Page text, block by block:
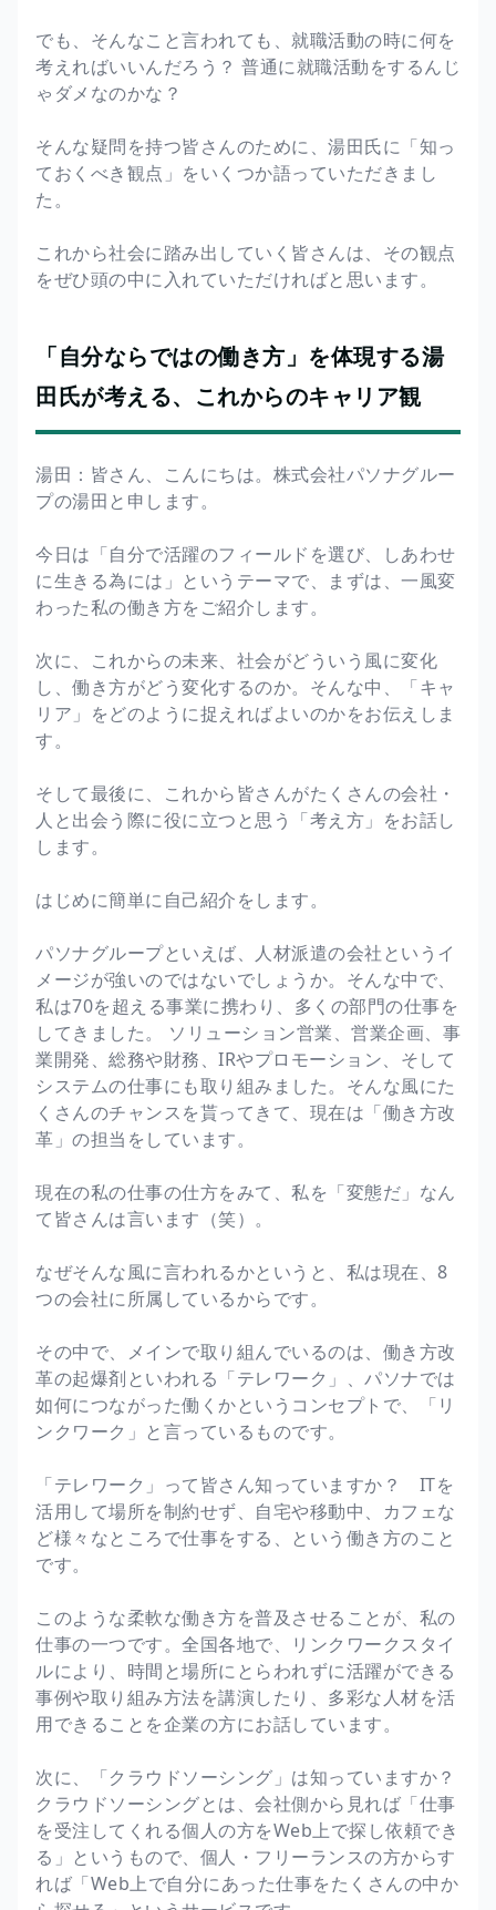
でも、そんなこと言われても、就職活動の時に何を
考えればいいんだろう？ 普通に就職活動をするんじ
ゃダメなのかな？
そんな疑問を持つ皆さんのために、湯田氏に「知っ
ておくべき観点」をいくつか語っていただきまし
た。
これから社会に踏み出していく皆さんは、その観点
をぜひ頭の中に入れていただければと思います。
「自分ならではの働き方」を体現する湯
田氏が考える、これからのキャリア観
湯田：皆さん、こんにちは。株式会社パソナグルー
プの湯田と申します。
今日は「自分で活躍のフィールドを選び、しあわせ
に生きる為には」というテーマで、まずは、一風変
わった私の働き方をご紹介します。
次に、これからの未来、社会がどういう風に変化
し、働き方がどう変化するのか。そんな中、「キャ
リア」をどのように捉えればよいのかをお伝えしま
す。
そして最後に、これから皆さんがたくさんの会社・
人と出会う際に役に立つと思う「考え方」をお話し
します。
はじめに簡単に自己紹介をします。
パソナグループといえば、人材派遣の会社というイ
メージが強いのではないでしょうか。そんな中で、
私は70を超える事業に携わり、多くの部門の仕事を
してきました。 ソリューション営業、営業企画、事
業開発、総務や財務、IRやプロモーション、そして
システムの仕事にも取り組みました。そんな風にた
くさんのチャンスを貰ってきて、現在は「働き方改
革」の担当をしています。
現在の私の仕事の仕方をみて、私を「変態だ」なん
て皆さんは言います（笑）。
なぜそんな風に言われるかというと、私は現在、8
つの会社に所属しているからです。
その中で、メインで取り組んでいるのは、働き方改
革の起爆剤といわれる「テレワーク」、パソナでは
如何につながった働くかというコンセプトで、「リ
ンクワーク」と言っているものです。
「テレワーク」って皆さん知っていますか？ ITを
活用して場所を制約せず、自宅や移動中、カフェな
ど様々なところで仕事をする、という働き方のこと
です。
このような柔軟な働き方を普及させることが、私の
仕事の一つです。全国各地で、リンクワークスタイ
ルにより、時間と場所にとらわれずに活躍ができる
事例や取り組み方法を講演したり、多彩な人材を活
用できることを企業の方にお話しています。
次に、「クラウドソーシング」は知っていますか？
クラウドソーシングとは、会社側から見れば「仕事
を受注してくれる個人の方をWeb上で探し依頼でき
る」というもので、個人・フリーランスの方からす
れば「Web上で自分にあった仕事をたくさんの中か